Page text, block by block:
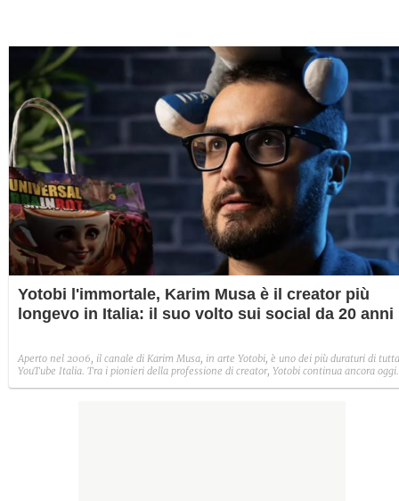
Yotobi l'immortale, Karim Musa è il creator più
longevo in Italia: il suo volto sui social da 20 anni
Aperto nel 2006, il canale di Karim Musa, in arte Yotobi, è uno dei più duraturi di tutta
YouTube Italia. Tra i pionieri della professione di creator, Yotobi continua ancora oggi